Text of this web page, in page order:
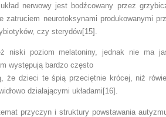
nerwowy jest bodźcowany przez
zatruciem neurotoksynami produkowanymi
czy sterydów[15].
niski poziom melatoniny, jednak nie ma
występują bardzo często
że dzieci te śpią przeciętnie krócej, niż
działającymi układami[16].
przyczyn i struktury powstawania